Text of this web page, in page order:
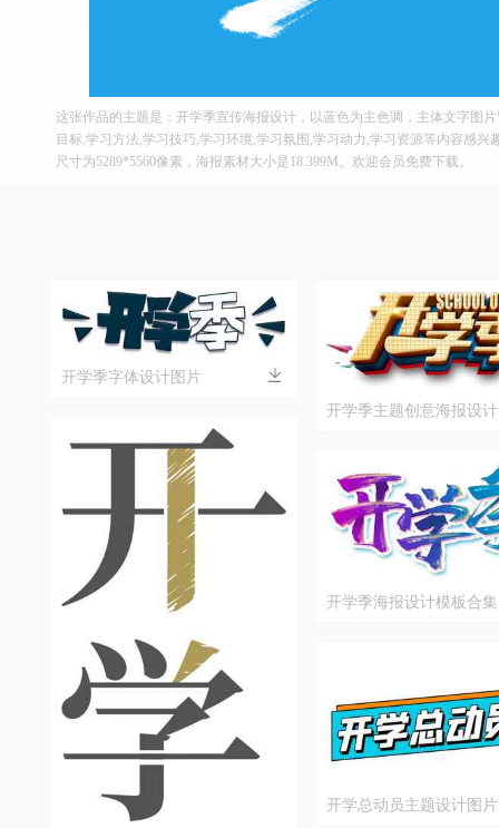
这张作品的主题是：开学季宣传海报设计，以蓝色为主色调，主体文字图
目标,学习方法,学习技巧,学习环境,学习氛围,学习动力,学习资源等内容感兴
尺寸为5289*5560像素，海报素材大小是18.399M。欢迎会员免费下载。
开学季字体设计图片
开学季主题创意海报设计
开学季海报设计模板合集
开学总动员主题设计图片